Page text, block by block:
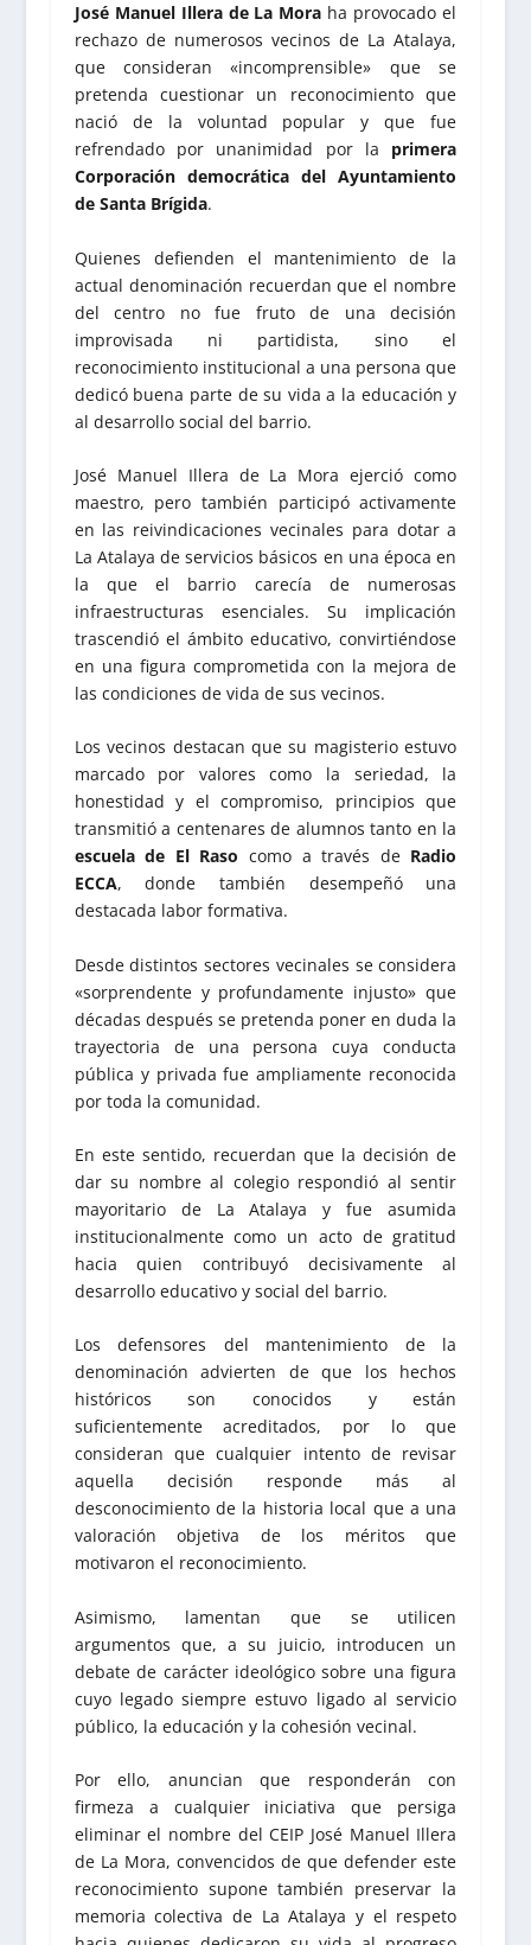
José Manuel Illera de La Mora ha provocado el
rechazo de numerosos vecinos de La Atalaya,
que consideran «incomprensible» que se
pretenda cuestionar un reconocimiento que
nació de la voluntad popular y que fue
refrendado por unanimidad por la primera
Corporación democrática del Ayuntamiento
de Santa Brígida.
Quienes defienden el mantenimiento de la
actual denominación recuerdan que el nombre
del centro no fue fruto de una decisión
improvisada ni partidista, sino el
reconocimiento institucional a una persona que
dedicó buena parte de su vida a la educación y
al desarrollo social del barrio.
José Manuel Illera de La Mora ejerció como
maestro, pero también participó activamente
en las reivindicaciones vecinales para dotar a
La Atalaya de servicios básicos en una época en
la que el barrio carecía de numerosas
infraestructuras esenciales. Su implicación
trascendió el ámbito educativo, convirtiéndose
en una figura comprometida con la mejora de
las condiciones de vida de sus vecinos.
Los vecinos destacan que su magisterio estuvo
marcado por valores como la seriedad, la
honestidad y el compromiso, principios que
transmitió a centenares de alumnos tanto en la
escuela de El Raso como a través de Radio
ECCA, donde también desempeñó una
destacada labor formativa.
Desde distintos sectores vecinales se considera
«sorprendente y profundamente injusto» que
décadas después se pretenda poner en duda la
trayectoria de una persona cuya conducta
pública y privada fue ampliamente reconocida
por toda la comunidad.
En este sentido, recuerdan que la decisión de
dar su nombre al colegio respondió al sentir
mayoritario de La Atalaya y fue asumida
institucionalmente como un acto de gratitud
hacia quien contribuyó decisivamente al
desarrollo educativo y social del barrio.
Los defensores del mantenimiento de la
denominación advierten de que los hechos
históricos son conocidos y están
suficientemente acreditados, por lo que
consideran que cualquier intento de revisar
aquella decisión responde más al
desconocimiento de la historia local que a una
valoración objetiva de los méritos que
motivaron el reconocimiento.
Asimismo, lamentan que se utilicen
argumentos que, a su juicio, introducen un
debate de carácter ideológico sobre una figura
cuyo legado siempre estuvo ligado al servicio
público, la educación y la cohesión vecinal.
Por ello, anuncian que responderán con
firmeza a cualquier iniciativa que persiga
eliminar el nombre del CEIP José Manuel Illera
de La Mora, convencidos de que defender este
reconocimiento supone también preservar la
memoria colectiva de La Atalaya y el respeto